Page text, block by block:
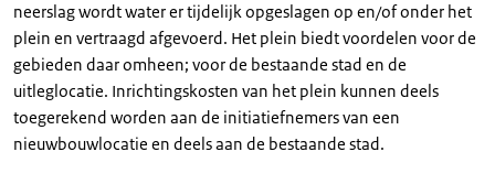
neerslag wordt water er tijdelijk opgeslagen op en/of onder het
plein en vertraagd afgevoerd. Het plein biedt voordelen voor de
gebieden daar omheen; voor de bestaande stad en de
uitleglocatie. Inrichtingskosten van het plein kunnen deels
toegerekend worden aan de initiatiefnemers van een
nieuwbouwlocatie en deels aan de bestaande stad.